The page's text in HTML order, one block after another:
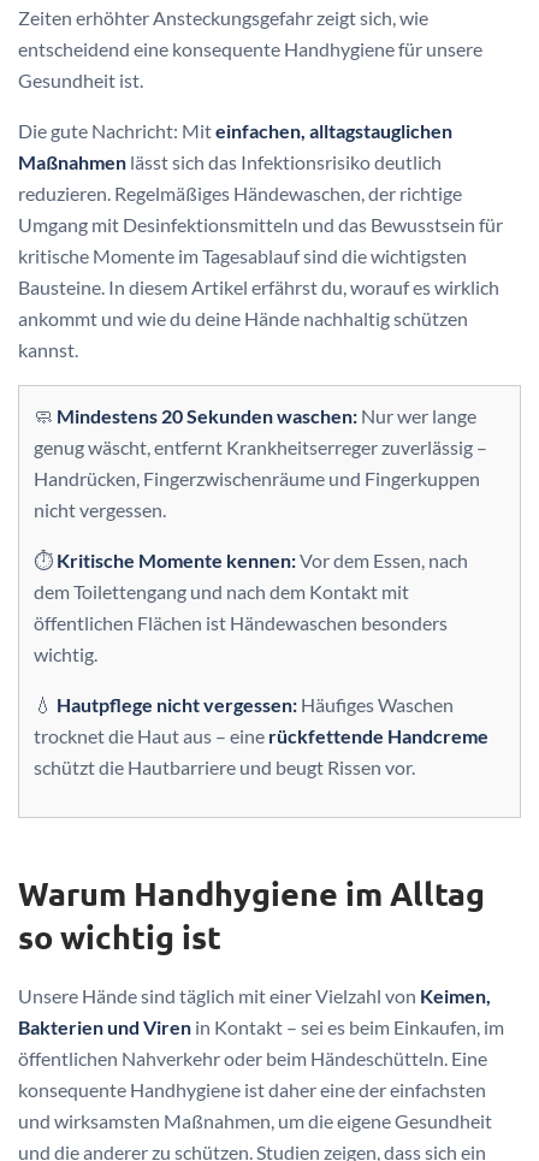
Zeiten erhöhter Ansteckungsgefahr zeigt sich, wie
entscheidend eine konsequente Handhygiene für unsere
Gesundheit ist.
Die gute Nachricht: Miteinfachen, alltagstauglichen
Maßnahmen lässt sich das Infektionsrisiko deutlich
reduzieren. Regelmäßiges Händewaschen, der richtige
Umgang mit Desinfektionsmitteln und das Bewusstsein für
kritische Momente im Tagesablauf sind die wichtigsten
Bausteine. In diesem Artikel erfährst du, worauf es wirklich
ankommt und wie du deine Hände nachhaltig schützen
kannst.
🧼 Mindestens 20 Sekunden waschen: Nur wer lange
genug wäscht, entfernt Krankheitserreger zuverlässig –
Handrücken, Fingerzwischenräume und Fingerkuppen
nicht vergessen.
⏱️ Kritische Momente kennen:Vor dem Essen, nach
dem Toilettengang und nach dem Kontakt mit
öffentlichen Flächen ist Händewaschen besonders
wichtig.
💧 Hautpflege nicht vergessen: Häufiges Waschen
trocknet die Haut aus – eine rückfettende Handcreme
schützt die Hautbarriere und beugt Rissen vor.
Warum Handhygiene im Alltag
so wichtig ist
Unsere Hände sind täglich mit einer Vielzahl von Keimen,
Bakterien und Viren in Kontakt – sei es beim Einkaufen, im
öffentlichen Nahverkehr oder beim Händeschütteln. Eine
konsequente Handhygiene ist daher eine der einfachsten
und wirksamsten Maßnahmen, um die eigene Gesundheit
und die anderer zu schützen. Studien zeigen, dass sich ein